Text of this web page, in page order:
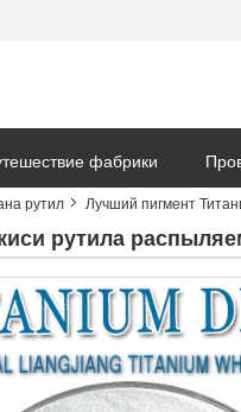
фабрики
рутил Лучший пигмент
рутила